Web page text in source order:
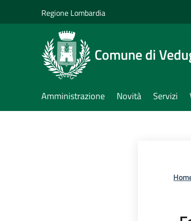
Regione Lombardia
Comune di
Amministrazione Novità Servizi